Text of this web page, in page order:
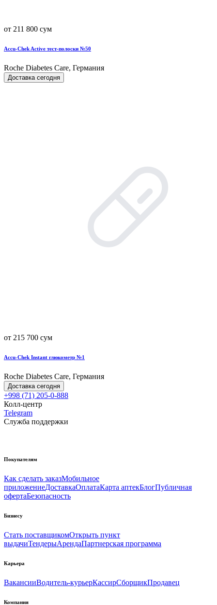
от 211 800 сум
Accu-Chek Active тест-полоски №50
Roche Diabetes Care, Германия
Доставка сегодня
от 215 700 сум
Accu-Chek Instant глюкометр №1
Roche Diabetes Care, Германия
Доставка сегодня
+998 (71) 205-0-888
Колл-центр
Telegram
Служба поддержки
Покупателям
Как сделать заказМобильное
приложениеДоставкаОплатаКарта аптекБлогПубличная
офертаБезопасность
Бизнесу
Стать поставщикомОткрыть пункт
выдачиТендерыАрендаПартнерская программа
Карьера
ВакансииВодитель-курьерКассирСборщикПродавец
Компания